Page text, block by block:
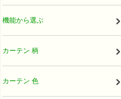
機能から選ぶ
カーテン 柄
カーテン 色